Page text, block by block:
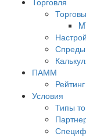
Спреды
ПАММ
Рейтинг
Условия
Типы